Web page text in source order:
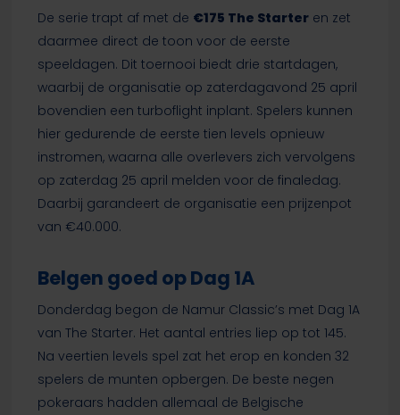
De serie trapt af met de €175 The Starteren zet
daarmee direct de toon voor de eerste
speeldagen. Dit toernooi biedt drie startdagen,
waarbij de organisatie op zaterdagavond 25 april
bovendien een turboflight inplant. Spelers kunnen
hier gedurende de eerste tien levels opnieuw
instromen, waarna alle overlevers zich vervolgens
op zaterdag 25 april melden voor de finaledag.
Daarbij garandeert de organisatie een prijzenpot
van €40.000.
Belgen goed op Dag 1A
Donderdag begon de Namur Classic’s met Dag 1A
van The Starter. Het aantal entries liep op tot 145.
Na veertien levels spel zat het erop en konden 32
spelers de munten opbergen. De beste negen
pokeraars hadden allemaal de Belgische